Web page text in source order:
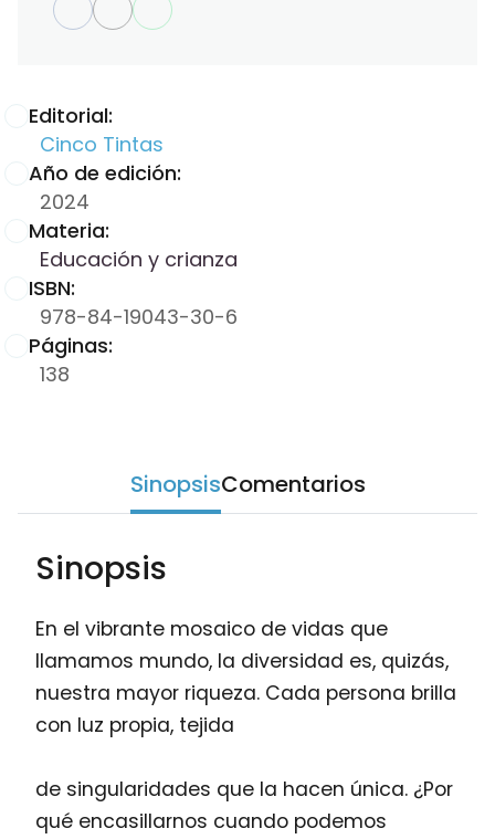
Editorial:
Cinco Tintas
Año de edición:
2024
Materia:
Educación y crianza
ISBN:
978-84-19043-30-6
Páginas:
138
SinopsisComentarios
Sinopsis
En el vibrante mosaico de vidas que
llamamos mundo, la diversidad es, quizás,
nuestra mayor riqueza. Cada persona brilla
con luz propia, tejida
de singularidades que la hacen única. ¿Por
qué encasillarnos cuando podemos